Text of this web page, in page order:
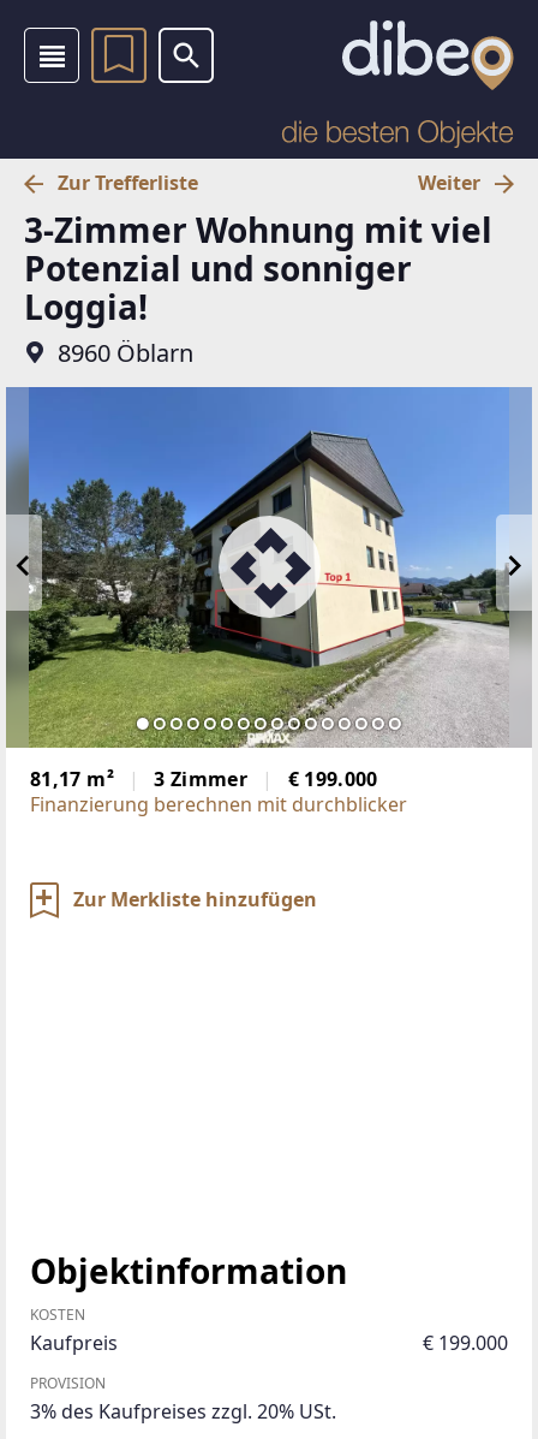
Zur Trefferliste Weiter
3-Zimmer Wohnung mit viel
Potenzial und sonniger
Loggia!
8960 Öblarn
81,17 m² 3 Zimmer
€ 199.000
Finanzierung berechnen mit durchblicker
Zur Merkliste hinzufügen
Objektinformation
KOSTEN
Kaufpreis € 199.000
PROVISION
3% des Kaufpreises zzgl. 20% USt.